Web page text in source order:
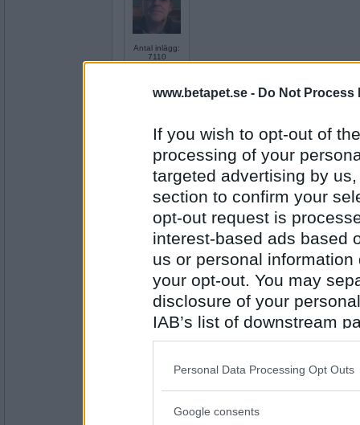
www.betapet.se - Do Not Process
If you wish to opt-out of
processing of your
targeted advertising by
section to confirm your
opt-out request is
interest-based ads based
us or personal
your opt-out. You may
disclosure of your
IAB’s list of downstream
also be disclosed by us
Downstream Participants
Please note that this
Personal Data Processing Opt Outs
Google consents
Antal inlägg:
7110
2873
Kallsup
Antal inlägg:
4646
Skosula
Antal inlägg: